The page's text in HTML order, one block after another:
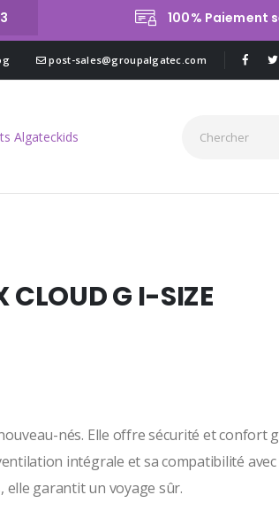
100% Paiement
post-sales@groupalgatec.com
CLOUD G I-SIZE
nés. Elle offre sécurité et confort
intégrale et sa compatibilité avec
elle garantit un voyage sûr.